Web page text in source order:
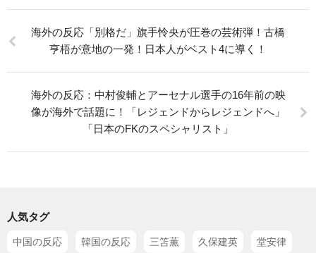
海外の反応「別格だ」旗手怜央が圧巻の芸術弾！古橋
亨梧が意地の一発！日本人がベスト4に導く！
海外の反応：中村俊輔とアーセナル選手の16年前の映
像が海外で話題に！「レジェンドからレジェンドへ」
「日本のFKのスペシャリスト」
人気タグ
中国の反応 韓国の反応 三笘薫 久保建英 堂安律